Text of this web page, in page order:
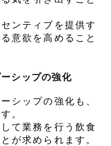
ンティブを提供す
意欲を高めること
シップの強化
シップの強化も、
。
て業務を行う飲食
が求められます。